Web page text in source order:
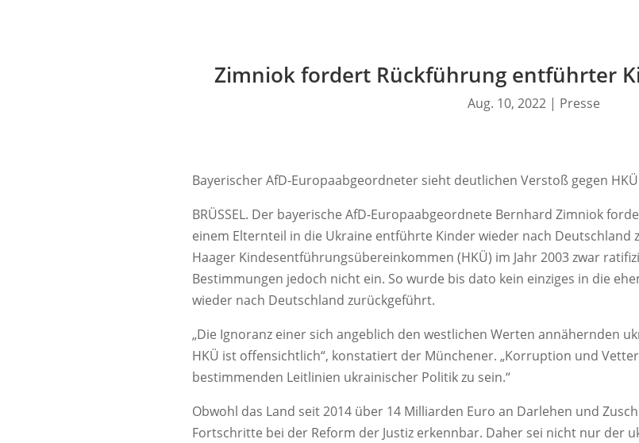
Zimniok fordert Rückführung entführter
Aug. 10, 2022| Presse
Bayerischer AfD-Europaabgeordneter sieht deutlichen Verstoß gegen HKÜ
BRÜSSEL. Der bayerische AfD-Europaabgeordnete Bernhard Zimniok
einem Elternteil in die Ukraine entführte Kinder wieder nach Deutschland
Haager Kindesentführungsübereinkommen (HKÜ) im Jahr 2003 zwar
Bestimmungen jedoch nicht ein. So wurde bis dato kein einziges in die
wieder nach Deutschland zurückgeführt.
„Die Ignoranz einer sich angeblich den westlichen Werten annähernden
HKÜ ist offensichtlich“, konstatiert der Münchener. „Korruption und
bestimmenden Leitlinien ukrainischer Politik zu sein.“
Obwohl das Land seit 2014 über 14 Milliarden Euro an Darlehen und
Fortschritte bei der Reform der Justiz erkennbar. Daher sei nicht nur der